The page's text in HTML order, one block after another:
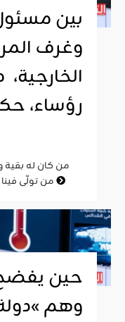
بين
وغرف
رؤساء،
من تولّى
وهم